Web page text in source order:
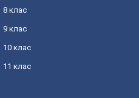
8 клас
9 клас
10 клас
11 клас